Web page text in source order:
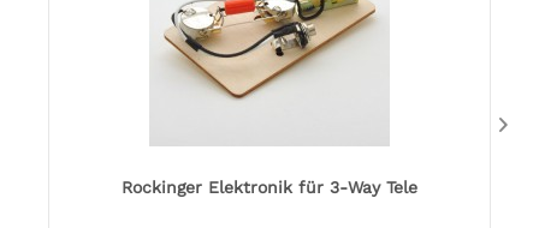
Rockinger Elektronik für 3-Way Tele